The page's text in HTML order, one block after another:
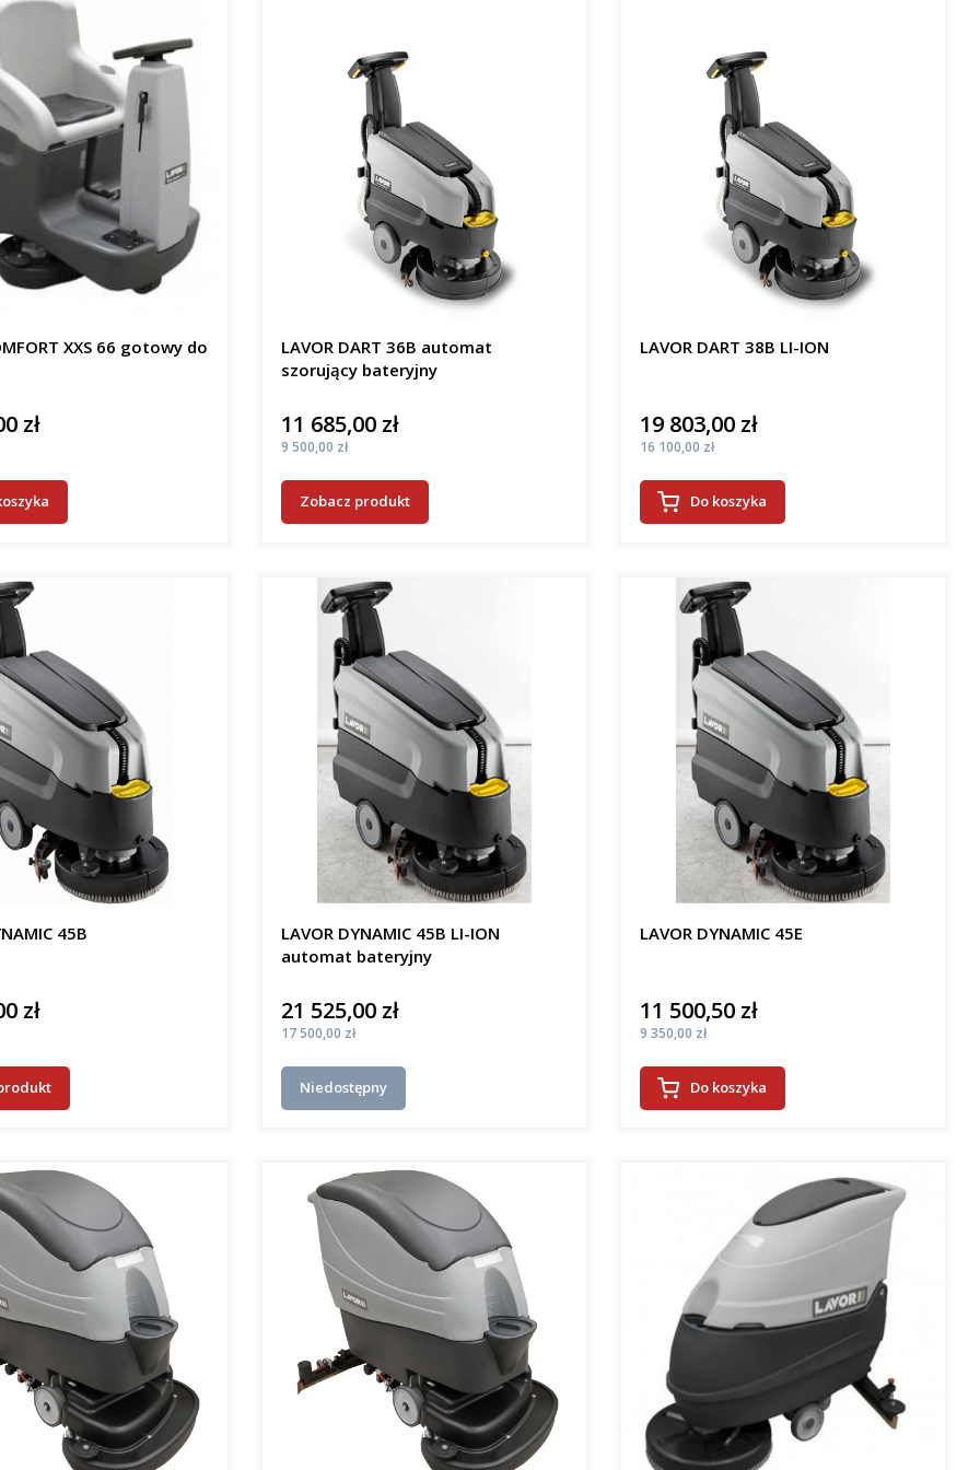
XXS 66 gotowy do
zł
LAVOR DART 36B automat
szorujący bateryjny
Cena
11 685,00 zł
Cena
9 500,00 zł
Zobacz produkt
LAVOR DART 38B LI-ION
Cena
19 803,00 zł
Cena
16 100,00 zł
Do koszyka
45B
zł
LAVOR DYNAMIC 45B LI-ION
automat bateryjny
Cena
21 525,00 zł
Cena
17 500,00 zł
Niedostępny
LAVOR DYNAMIC 45E
Cena
11 500,50 zł
Cena
9 350,00 zł
Do koszyka